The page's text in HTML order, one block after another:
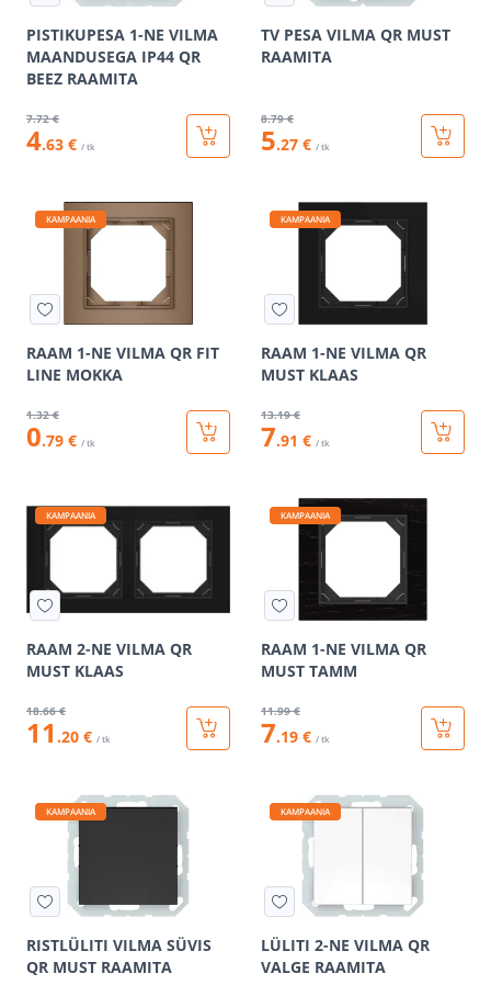
PISTIKUPESA 1-NE VILMA
MAANDUSEGA IP44 QR
BEEZ RAAMITA
7.72 €
4.63 € / tk
TV PESA VILMA QR MUST
RAAMITA
8.79 €
5.27 € / tk
KAMPAANIA
RAAM 1-NE VILMA QR FIT
LINE MOKKA
1.32 €
0.79 € / tk
KAMPAANIA
RAAM 1-NE VILMA QR
MUST KLAAS
13.19 €
7.91 € / tk
KAMPAANIA
RAAM 2-NE VILMA QR
MUST KLAAS
18.66 €
11 .20 € / tk
KAMPAANIA
RAAM 1-NE VILMA QR
MUST TAMM
11.99 €
7.19 € / tk
KAMPAANIA
RISTLÜLITI VILMA SÜVIS
QR MUST RAAMITA
KAMPAANIA
LÜLITI 2-NE VILMA QR
VALGE RAAMITA